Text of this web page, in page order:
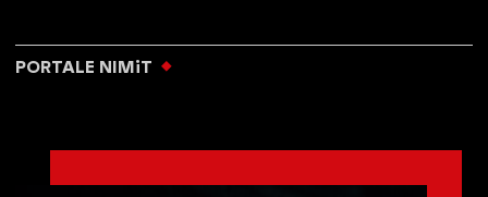
PORTALE NIMiT